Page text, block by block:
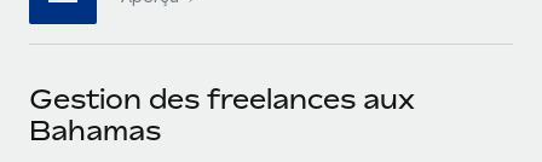
notre MCP
Rationalisez vos processus avec des outils essentiels
Partenaires stratégiques de la tech
Intégrez les RH à l’international de manière flexible
Descriptions de postes
Événements
한국어
Gestion des freelances aux
Bahamas